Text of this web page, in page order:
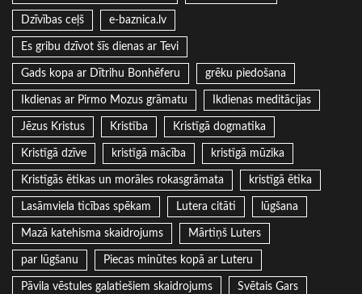
Dzīvības ceļš e-baznica.lv
Es gribu dzīvot šīs dienas ar Tevi
Gads kopa ar Dītrihu Bonhēferu grēku piedošana
Ikdienas ar Pirmo Mozus grāmatu Ikdienas meditācijas
Jēzus Kristus Kristība Kristīgā dogmatika
Kristīgā dzīve kristīgā mācība kristīgā mūzika
Kristīgās ētikas un morāles rokasgrāmata kristīgā ētika
Lasāmviela ticības spēkam Lutera citāti lūgšana
Mazā katehisma skaidrojums Mārtiņš Luters
par lūgšanu Piecas minūtes kopā ar Luteru
Pāvila vēstules galatiešiem skaidrojums Svētais Gars